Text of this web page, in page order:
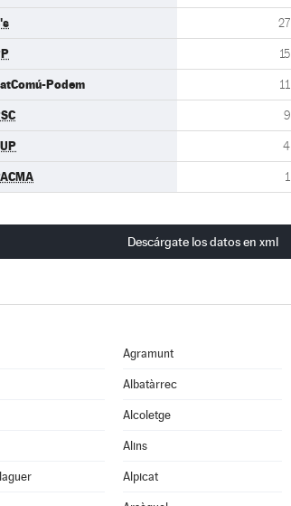
27
15
Podem 11
9
4
1
Descárgate los datos en xml
Agramunt
Albatàrrec
Alcoletge
Alins
Alpicat